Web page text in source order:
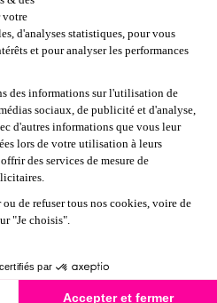
Piscines enterrées et
parois rigides jusqu'à 12 x
pente douce, pente
de diamant...
:Carrelage, liner, coque
PVC armé
techniques
:Fond, parois et ligne
1h30 et 3h
Clean :Oui
Autonome, branchement sur